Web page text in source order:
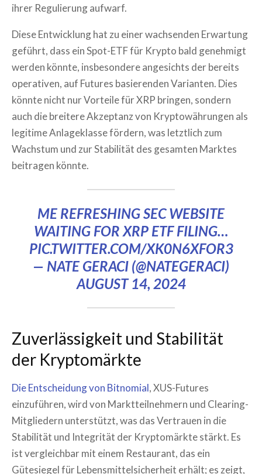
ihrer Regulierung aufwarf.
Diese Entwicklung hat zu einer wachsenden Erwartung
geführt, dass ein Spot-ETF für Krypto bald genehmigt
werden könnte, insbesondere angesichts der bereits
operativen, auf Futures basierenden Varianten. Dies
könnte nicht nur Vorteile für XRP bringen, sondern
auch die breitere Akzeptanz von Kryptowährungen als
legitime Anlageklasse fördern, was letztlich zum
Wachstum und zur Stabilität des gesamten Marktes
beitragen könnte.
ME REFRESHING SEC WEBSITE
WAITING FOR XRP ETF FILING…
PIC.TWITTER.COM/XK0N6XFOR3
— NATE GERACI (@NATEGERACI)
AUGUST 14, 2024
Zuverlässigkeit und Stabilität
der Kryptomärkte
Die Entscheidung von Bitnomial, XUS-Futures
einzuführen, wird von Marktteilnehmern und Clearing-
Mitgliedern unterstützt, was das Vertrauen in die
Stabilität und Integrität der Kryptomärkte stärkt. Es
ist vergleichbar mit einem Restaurant, das ein
Gütesiegel für Lebensmittelsicherheit erhält; es zeigt,